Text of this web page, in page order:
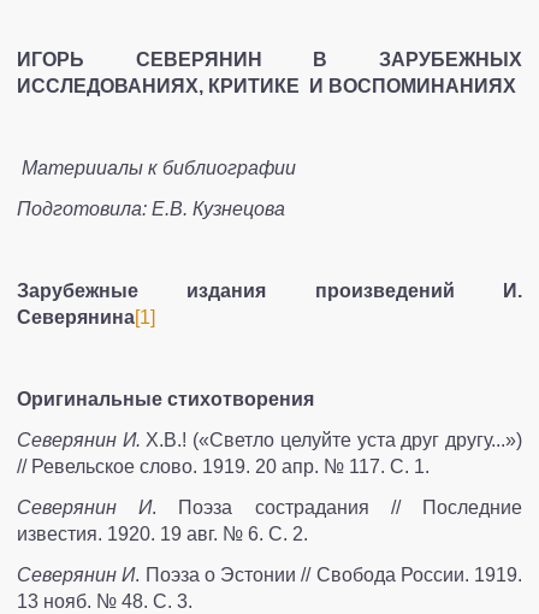
ПУБЛИКАЦИИ И ПРОЕКТЫ
ПРОЕКТЫ
НАШИ ДРУЗЬЯ
ИГОРЬ СЕВЕРЯНИН В ЗАРУБЕЖНЫХ
ИССЛЕДОВАНИЯХ, КРИТИКЕ
И ВОСПОМИНАНИЯХ
Материиалы к библиографии
Подготовила: Е.В. Кузнецова
Зарубежные издания произведений И.
Северянина[1]
Оригинальные стихотворения
Северянин И. Х.В.! («Светло целуйте уста друг другу...»)
// Ревельское слово. 1919. 20 апр. № 117. С. 1.
Северянин И. Поэза сострадания // Последние
известия. 1920. 19 авг. № 6. С. 2.
Северянин И. Поэза о Эстонии // Свобода России. 1919.
13 нояб. № 48. С. 3.